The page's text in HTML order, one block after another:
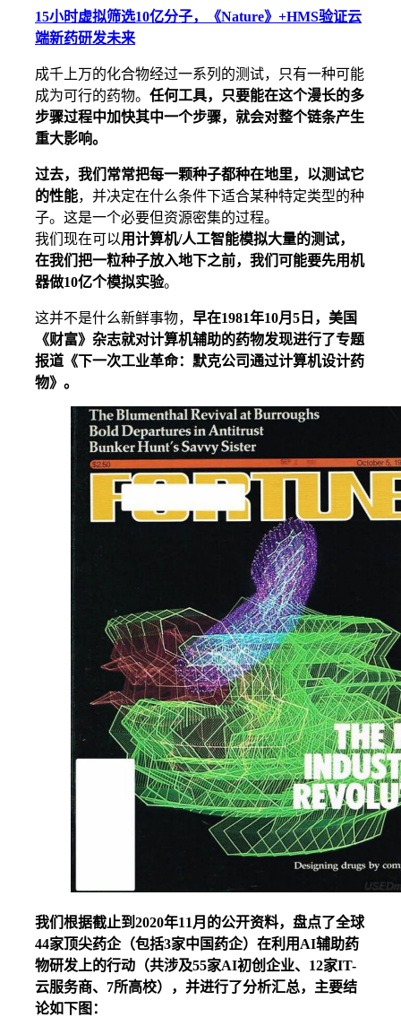
15小时虚拟筛选10亿分子，《Nature》+HMS验证云
端新药研发未来
成千上万的化合物经过一系列的测试，只有一种可能
成为可行的药物。 任何工具，只要能在这个漫长的多
步骤过程中加快其中一个步骤，就会对整个链条产生
重大影响。
过去，我们常常把每一颗种子都种在地里，以测试它
的性能，并决定在什么条件下适合某种特定类型的种
子。这是一个必要但资源密集的过程。
我们现在可以用计算机/人工智能模拟大量的测试，
在我们把一粒种子放入地下之前，我们可能要先用机
器做10亿个模拟实验。
这并不是什么新鲜事物， 早在1981年10月5日，美国
《财富》杂志就对计算机辅助的药物发现进行了专题
报道《下一次工业革命：默克公司通过计算机设计药
物》。
我们根据截止到2020年11月的公开资料，盘点了全球
44家顶尖药企（包括3家中国药企）在利用AI辅助药
物研发上的行动（共涉及55家AI初创企业、12家IT-
云服务商、7所高校），并进行了分析汇总，主要结
论如下图：